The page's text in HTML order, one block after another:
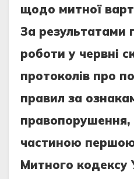
щодо митної
За результатами
роботи у червні
протоколів про
правил за
правопорушення,
частиною першою
Митного кодексу